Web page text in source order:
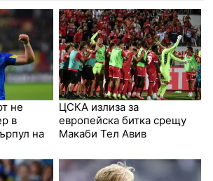
не
в
на
ЦСКА излиза за
европейска битка срещу
Макаби Тел Авив